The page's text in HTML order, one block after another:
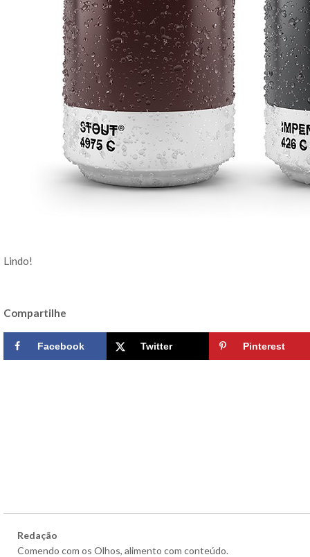
Lindo!
Compartilhe
Facebook Twitter Pinterest
Redação
Comendo com os Olhos, alimento com conteúdo.